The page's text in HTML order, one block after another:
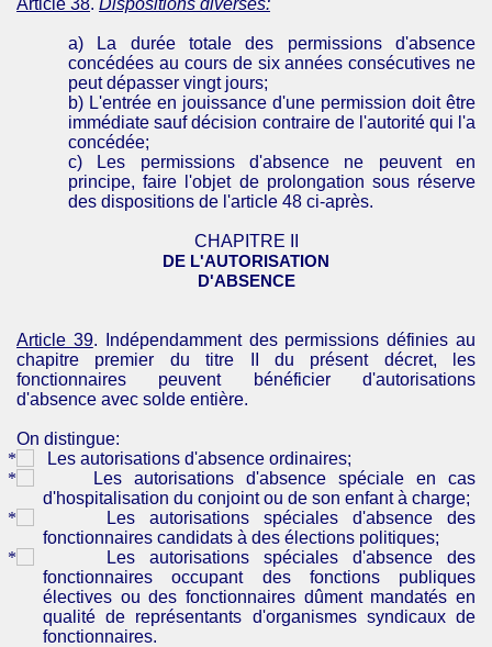
Article 38. Dispositions diverses:
a) La durée totale des permissions d'absence
concédées au cours de six années consécutives ne
peut dépasser vingt jours;
b) L'entrée en jouissance d'une permission doit être
immédiate sauf décision contraire de l'autorité qui l'a
concédée;
c) Les permissions d'absence ne peuvent en
principe, faire l'objet de prolongation sous réserve
des dispositions de l'article 48 ci-après.
CHAPITRE II
DE L'AUTORISATION
D'ABSENCE
Article 39. Indépendamment des permissions définies au
chapitre premier du titre II du présent décret, les
fonctionnaires peuvent bénéficier d'autorisations
d'absence avec solde entière.
On distingue:
Les autorisations d'absence ordinaires;
Les autorisations d'absence spéciale en cas
d'hospitalisation du conjoint ou de son enfant à charge;
Les autorisations spéciales d'absence des
fonctionnaires candidats à des élections politiques;
Les autorisations spéciales d'absence des
fonctionnaires occupant des fonctions publiques
électives ou des fonctionnaires dûment mandatés en
qualité de représentants d'organismes syndicaux de
fonctionnaires.